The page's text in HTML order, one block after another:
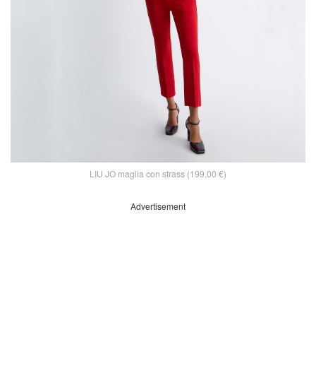
LIU JO maglia con strass (199,00 €)
Advertisement